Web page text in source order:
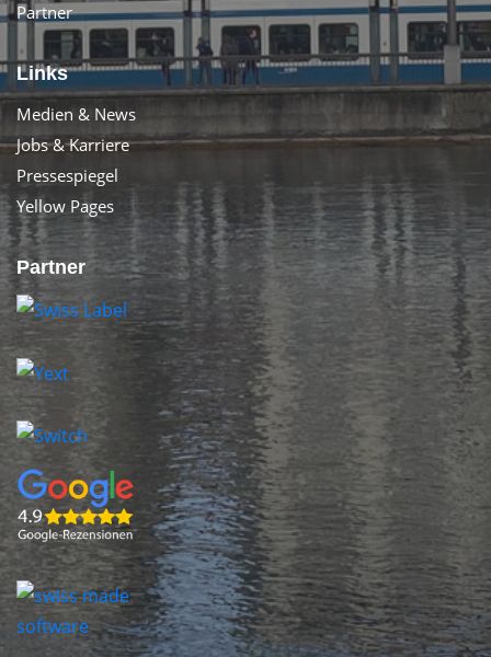
Partner
Links
Medien & News
Jobs & Karriere
Pressespiegel
Yellow Pages
Partner